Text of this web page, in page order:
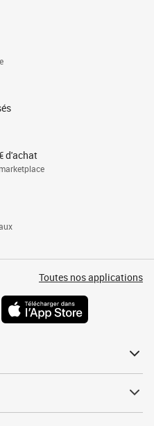
d'achat
Toutes nos applications